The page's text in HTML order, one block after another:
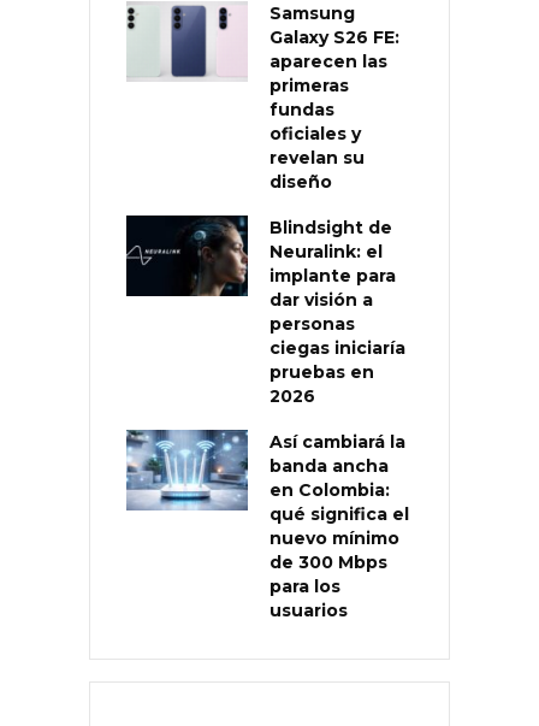
Samsung
Galaxy S26 FE:
aparecen las
primeras
fundas
oficiales y
revelan su
diseño
Blindsight de
Neuralink: el
implante para
dar visión a
personas
ciegas iniciaría
pruebas en
2026
Así cambiará la
banda ancha
en Colombia:
qué significa el
nuevo mínimo
de 300 Mbps
para los
usuarios